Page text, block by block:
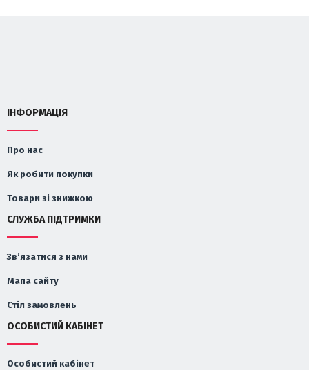
ІНФОРМАЦІЯ
Про нас
Як робити покупки
Товари зі знижкою
СЛУЖБА ПІДТРИМКИ
Зв’язатися з нами
Мапа сайту
Стіл замовлень
ОСОБИСТИЙ КАБІНЕТ
Особистий кабінет